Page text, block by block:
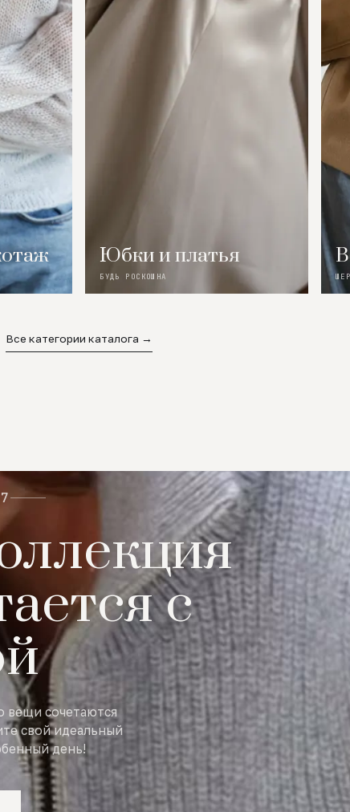
Юбки и платья
БУДЬ РОСКОШНА
Все категории каталога →
с
вещи сочетаются
свой идеальный
день!